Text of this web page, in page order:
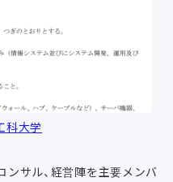
科大学
ンサル、経営陣を主要メンバ